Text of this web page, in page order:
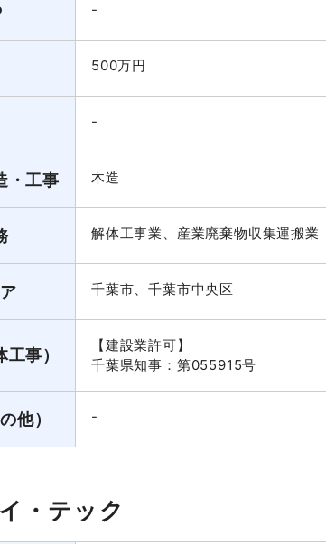
-
500万円
-
・工事 木造
解体工事業、産業廃棄物収集運搬業
千葉市、千葉市中央区
事）
【建設業許可】
千葉県知事：第055915号
他） -
・テック